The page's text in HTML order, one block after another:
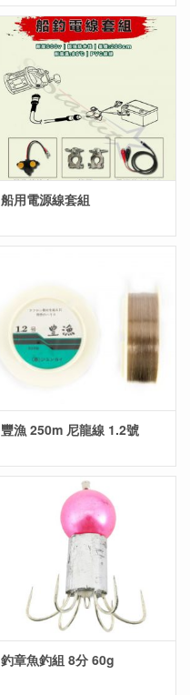
船用電源線套組
豐漁 250m 尼龍線 1.2號
釣章魚釣組 8分 60g